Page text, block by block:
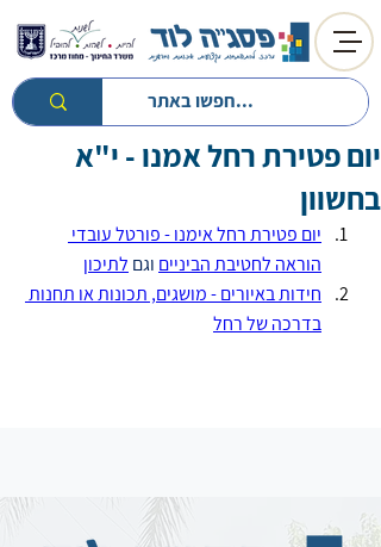
חזרה לטיפים
יום פטירת רחל אמנו - י"א
בחשוון
יום פטירת רחל אימנו - פורטל עובדי
הוראה לחטיבת הביניים וגם לתיכון
חידות באיורים - מושגים, תכונות או תחנות
בדרכה של רחל